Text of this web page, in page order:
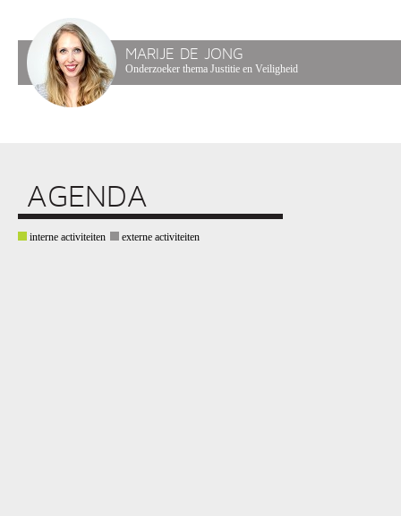
MARIJE DE JONG
Onderzoeker thema Justitie en Veiligheid
AGENDA
interne activiteiten externe activiteiten